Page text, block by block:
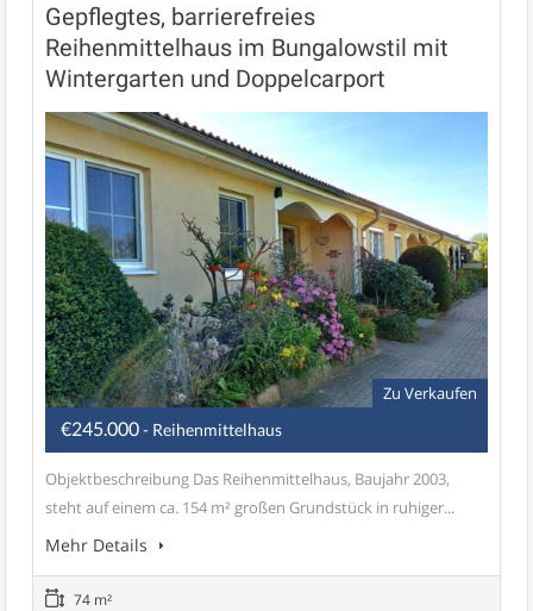
Gepflegtes, barrierefreies
Reihenmittelhaus im Bungalowstil mit
Wintergarten und Doppelcarport
Zu Verkaufen
€245.000- Reihenmittelhaus
Objektbeschreibung Das Reihenmittelhaus, Baujahr 2003,
steht auf einem ca. 154 m² großen Grundstück in ruhiger...
Mehr Details
74 m²